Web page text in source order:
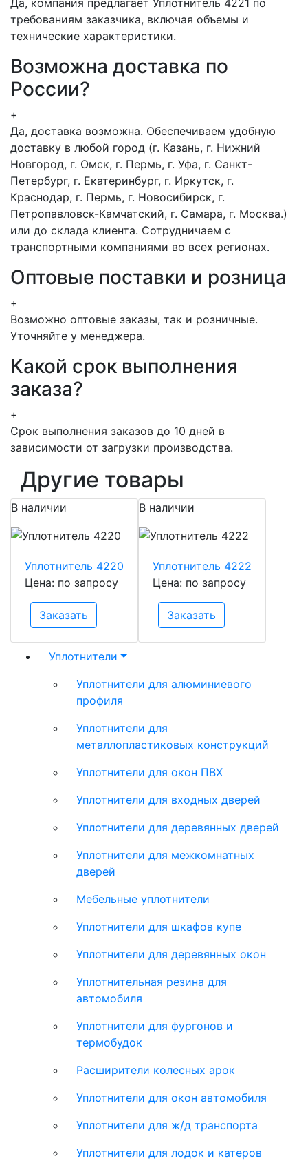
требованиям заказчика, включая объемы и
технические характеристики.
Возможна доставка по
России?
+
Да, доставка возможна. Обеспечиваем удобную
доставку в любой город (г. Казань, г. Нижний
Новгород, г. Омск, г. Пермь, г. Уфа, г. Санкт-
Петербург, г. Екатеринбург, г. Иркутск, г.
Краснодар, г. Пермь, г. Новосибирск, г.
Петропавловск-Камчатский, г. Самара, г. Москва.)
или до склада клиента. Сотрудничаем с
транспортными компаниями во всех регионах.
Оптовые поставки и розница
+
Возможно оптовые заказы, так и розничные.
Уточняйте у менеджера.
Какой срок выполнения
заказа?
+
Срок выполнения заказов до 10 дней в
зависимости от загрузки производства.
Другие товары
В наличии
Уплотнитель 4220
Цена: по запросу
Заказать
В наличии
Уплотнитель 4222
Цена: по запросу
Заказать
Уплотнители
Уплотнители для алюминиевого
профиля
Уплотнители для
металлопластиковых конструкций
Уплотнители для окон ПВХ
Уплотнители для входных дверей
Уплотнители для деревянных дверей
Уплотнители для межкомнатных
дверей
Мебельные уплотнители
Уплотнители для шкафов купе
Уплотнители для деревянных окон
Уплотнительная резина для
автомобиля
Уплотнители для фургонов и
термобудок
Расширители колесных арок
Уплотнители для окон автомобиля
Уплотнители для ж/д транспорта
Уплотнители для лодок и катеров